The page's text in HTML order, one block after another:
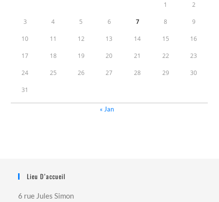
1 2
3 4 5 6 7 8 9
10 11 12 13 14 15 16
17 18 19 20 21 22 23
24 25 26 27 28 29 30
31
« Jan
Lieu D’accueil
6 rue Jules Simon